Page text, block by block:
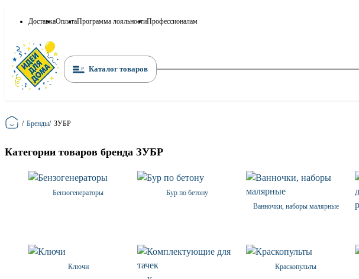
ДоставкаОплатаПрограмма лояльностиПрофессионалам
Каталог товаров
Главная
/ Бренды/ ЗУБР
Категории товаров бренда ЗУБР
Бензогенераторы
Бур по бетону
Ванночки, наборы малярные
Ключи
Краскопульты